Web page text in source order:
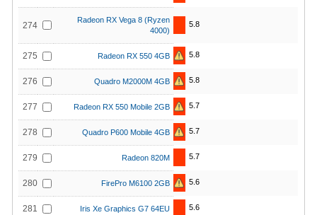
274
Radeon RX Vega 8 (Ryzen
4000)
5.8
275 Radeon RX 550 4GB 5.8
276 Quadro M2000M 4GB 5.8
277 Radeon RX 550 Mobile 2GB 5.7
278 Quadro P600 Mobile 4GB 5.7
279 Radeon 820M 5.7
280 FirePro M6100 2GB 5.6
281 Iris Xe Graphics G7 64EU 5.6